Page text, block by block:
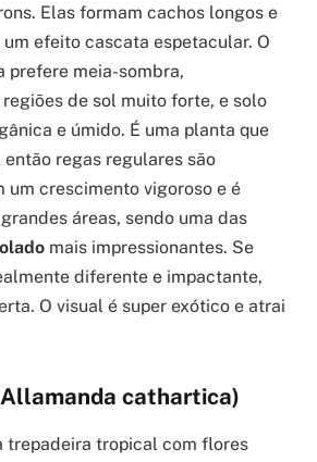
Elas formam cachos longos e
efeito cascata espetacular. O
prefere meia-sombra,
de sol muito forte, e solo
e úmido. É uma planta que
regas regulares são
um crescimento vigoroso e é
áreas, sendo uma das
mais impressionantes. Se
diferente e impactante,
O visual é super exótico e atrai
cathartica)
trepadeira tropical com flores